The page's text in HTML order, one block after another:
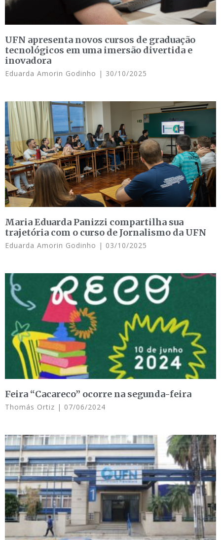
UFN apresenta novos cursos de graduação
tecnológicos em uma imersão divertida e
inovadora
Eduarda Amorin Godinho 30/10/2025
Maria Eduarda Panizzi compartilha sua
trajetória com o curso de Jornalismo da UFN
Eduarda Amorin Godinho 03/10/2025
Feira “Cacareco” ocorre na segunda-feira
Thomás Ortiz 07/06/2024